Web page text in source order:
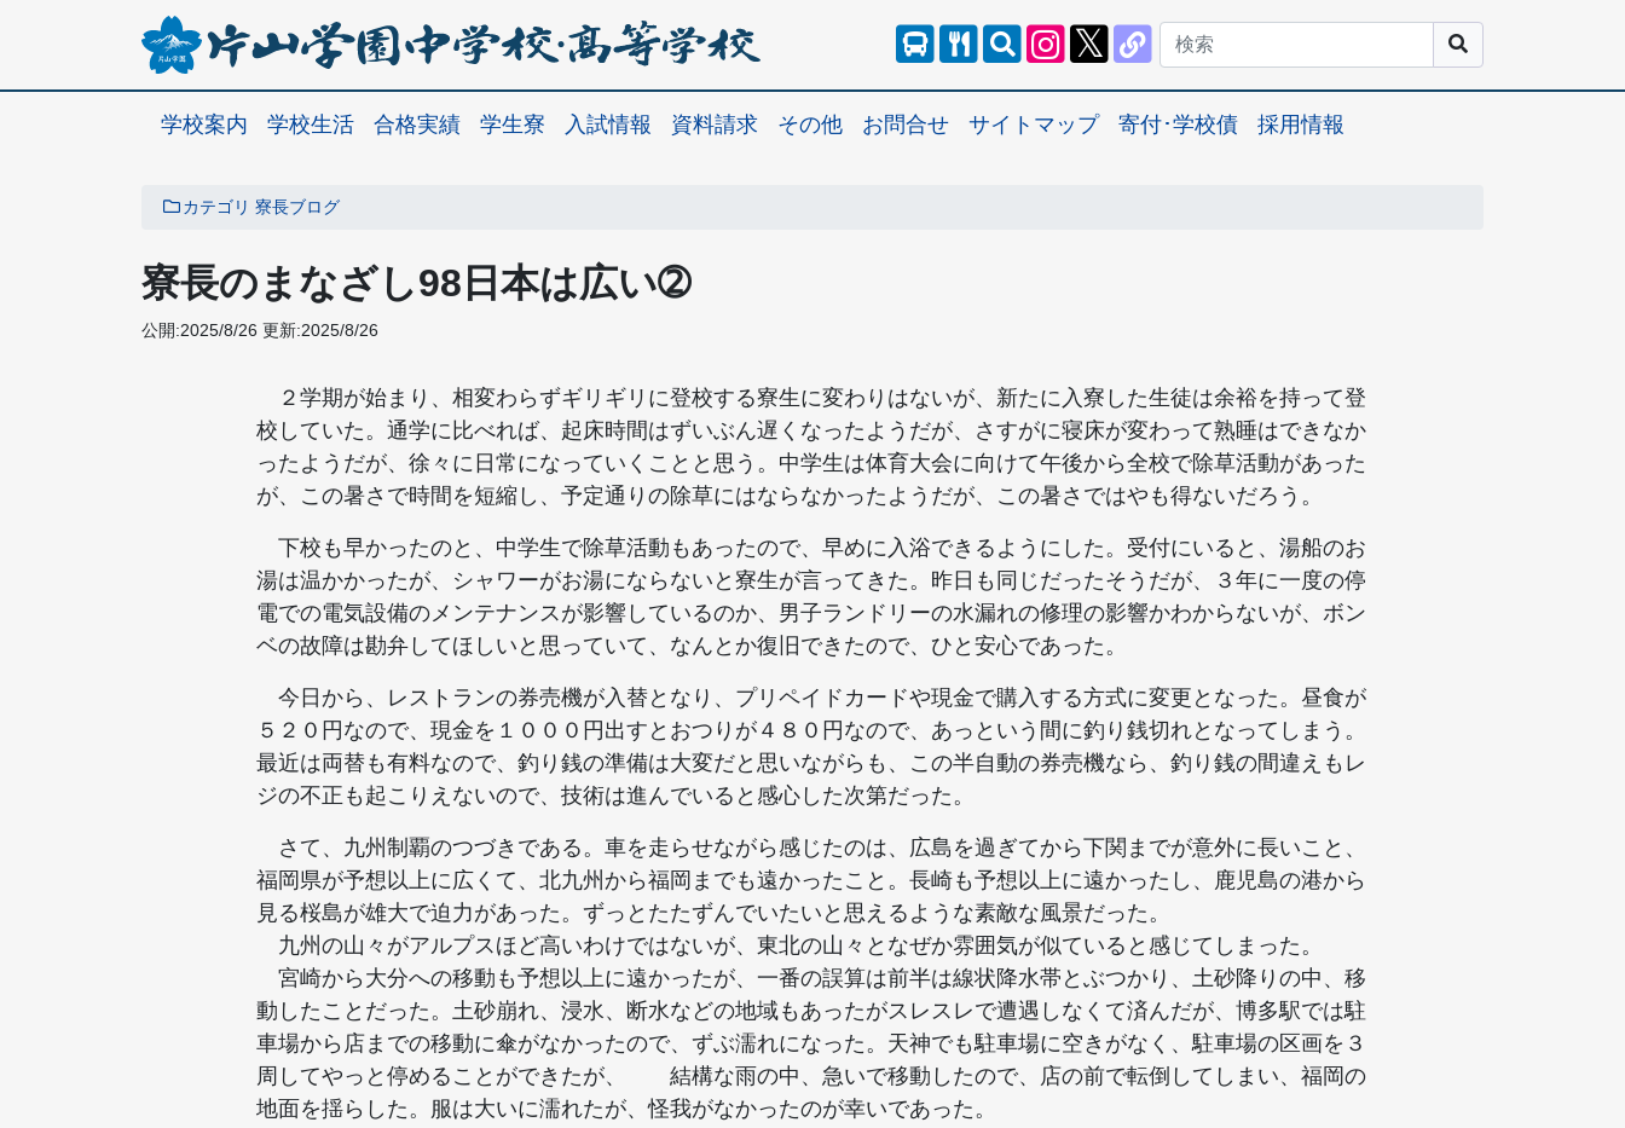
学校案内 学校生活 合格実績 学生寮 入試情報 資料請求 その他 お問合せ サイトマップ 寄付･学校債 採用情報
カテゴリ 寮長ブログ
寮長のまなざし98日本は広い➁
公開:2025/8/26 更新:2025/8/26
２学期が始まり、相変わらずギリギリに登校する寮生に変わりはないが、新たに入寮した生徒は余裕を持って登
校していた。通学に比べれば、起床時間はずいぶん遅くなったようだが、さすがに寝床が変わって熟睡はできなか
ったようだが、徐々に日常になっていくことと思う。中学生は体育大会に向けて午後から全校で除草活動があった
が、この暑さで時間を短縮し、予定通りの除草にはならなかったようだが、この暑さではやも得ないだろう。
下校も早かったのと、中学生で除草活動もあったので、早めに入浴できるようにした。受付にいると、湯船のお
湯は温かかったが、シャワーがお湯にならないと寮生が言ってきた。昨日も同じだったそうだが、３年に一度の停
電での電気設備のメンテナンスが影響しているのか、男子ランドリーの水漏れの修理の影響かわからないが、ボン
ベの故障は勘弁してほしいと思っていて、なんとか復旧できたので、ひと安心であった。
今日から、レストランの券売機が入替となり、プリペイドカードや現金で購入する方式に変更となった。昼食が
５２０円なので、現金を１０００円出すとおつりが４８０円なので、あっという間に釣り銭切れとなってしまう。
最近は両替も有料なので、釣り銭の準備は大変だと思いながらも、この半自動の券売機なら、釣り銭の間違えもレ
ジの不正も起こりえないので、技術は進んでいると感心した次第だった。
さて、九州制覇のつづきである。車を走らせながら感じたのは、広島を過ぎてから下関までが意外に長いこと、
福岡県が予想以上に広くて、北九州から福岡までも遠かったこと。長崎も予想以上に遠かったし、鹿児島の港から
見る桜島が雄大で迫力があった。ずっとたたずんでいたいと思えるような素敵な風景だった。
九州の山々がアルプスほど高いわけではないが、東北の山々となぜか雰囲気が似ていると感じてしまった。
宮崎から大分への移動も予想以上に遠かったが、一番の誤算は前半は線状降水帯とぶつかり、土砂降りの中、移
動したことだった。土砂崩れ、浸水、断水などの地域もあったがスレスレで遭遇しなくて済んだが、博多駅では駐
車場から店までの移動に傘がなかったので、ずぶ濡れになった。天神でも駐車場に空きがなく、駐車場の区画を３
周してやっと停めることができたが、 結構な雨の中、急いで移動したので、店の前で転倒してしまい、福岡の
地面を揺らした。服は大いに濡れたが、怪我がなかったのが幸いであった。